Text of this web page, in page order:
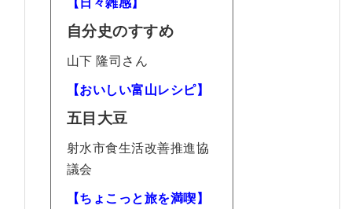
自分史のすすめ
山下 隆司さん
【おいしい富山レシピ】
五目大豆
射水市食生活改善推進協
議会
【ちょこっと旅を満喫】